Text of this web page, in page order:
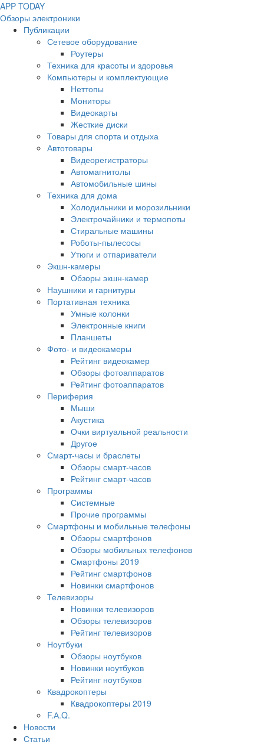
APP TODAY
Обзоры электроники
Публикации
Сетевое оборудование
Роутеры
Техника для красоты и здоровья
Компьютеры и комплектующие
Неттопы
Мониторы
Видеокарты
Жесткие диски
Товары для спорта и отдыха
Автотовары
Видеорегистраторы
Автомагнитолы
Автомобильные шины
Техника для дома
Холодильники и морозильники
Электрочайники и термопоты
Стиральные машины
Роботы-пылесосы
Утюги и отпариватели
Экшн-камеры
Обзоры экшн-камер
Наушники и гарнитуры
Портативная техника
Умные колонки
Электронные книги
Планшеты
Фото- и видеокамеры
Рейтинг видеокамер
Обзоры фотоаппаратов
Рейтинг фотоаппаратов
Периферия
Мыши
Акустика
Очки виртуальной реальности
Другое
Смарт-часы и браслеты
Обзоры смарт-часов
Рейтинг смарт-часов
Программы
Системные
Прочие программы
Смартфоны и мобильные телефоны
Обзоры смартфонов
Обзоры мобильных телефонов
Смартфоны 2019
Рейтинг смартфонов
Новинки смартфонов
Телевизоры
Новинки телевизоров
Обзоры телевизоров
Рейтинг телевизоров
Ноутбуки
Обзоры ноутбуков
Новинки ноутбуков
Рейтинг ноутбуков
Квадрокоптеры
Квадрокоптеры 2019
F.А.Q.
Новости
Статьи